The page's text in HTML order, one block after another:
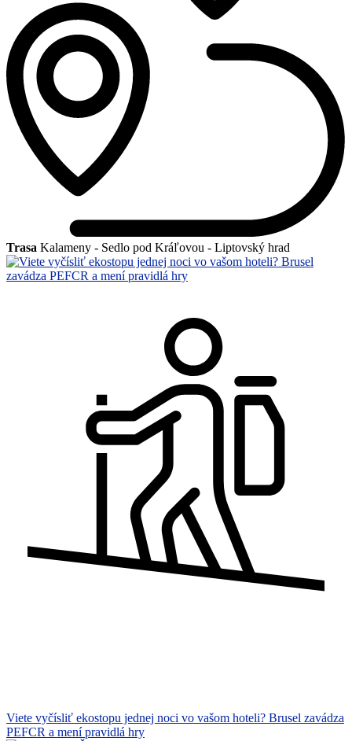
Trasa Kalameny - Sedlo pod Kráľovou - Liptovský hrad
Viete vyčísliť ekostopu jednej noci vo vašom hoteli? Brusel zavádza
PEFCR a mení pravidlá hry